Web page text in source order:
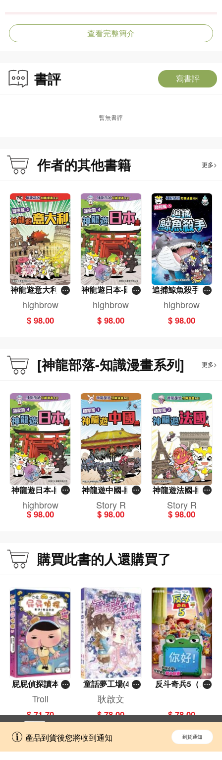
產品到貨後您將收到通知 到貨通知
查看完整簡介
書評 寫書評
暫無書評
作者的其他書籍 更多>
神龍遊意大利-國
家篇(3)[神龍部
落-知識漫畫系
列]
highbrow
$ 98.00
神龍遊日本-國家
篇(4)[神龍部落-
知識漫畫系列]
highbrow
$ 98.00
追捕鯨魚殺手-動
物篇(5)[神龍部
落-知識漫畫系
列]
highbrow
$ 98.00
[神龍部落-知識漫畫系列] 更多>
神龍遊日本-國家
篇(4)[神龍部落-
知識漫畫系列]
highbrow
$ 98.00
神龍遊中國-國家
篇(1)[神龍部落-
知識漫畫系列]
Story R
$ 98.00
神龍遊法國-國家
篇(2)[神龍部落-
知識漫畫系列]
Story R
$ 98.00
購買此書的人還購買了
屁屁偵探讀本(1
3)－－對決！怪
篇）
Troll
$ 71.70
童話夢工場(40)
——織女下凡結
奇緣
耿啟文
$ 78.00
反斗奇兵5（圖
$ 78.00
擁抱更全面的購物和文化體驗。
開啟